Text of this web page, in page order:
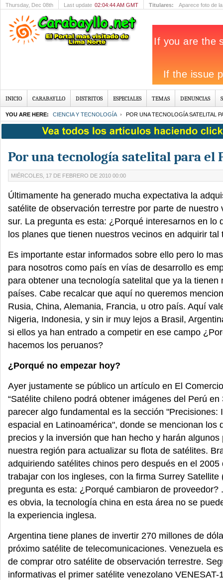
Thursday, Dec 08th Last update 02:04:44 AM GMT Titulares: Aparece foto
INICIO CARABAYLLO DISTRITOS ESPECIALES TEMAS DENUNCIAS
YOU ARE HERE: CIENCIA Y TECNOLOGÍA POR UNA TECNOLOGÍA SATELITAL
Por una tecnología satelital para el
MIÉRCOLES, 17 DE FEBRERO DE 2010 00:00
Últimamente ha generado mucha expectativa la
satélite de observación terrestre por parte de nuestro
sur. La pregunta es esta: ¿Porqué interesarnos en lo
los planes que tienen nuestros vecinos en adquirir tal
Es importante estar informados sobre ello pero lo
para nosotros como país en vías de desarrollo es
para obtener una tecnología satelital que ya la tienen
países. Cabe recalcar que aquí no queremos
Rusia, China, Alemania, Francia, u otro país. Aquí
Nigeria, Indonesia, y sin ir muy lejos a Brasil,
si ellos ya han entrado a competir en ese campo
hacemos los peruanos?
¿Porqué no empezar hoy?
Ayer justamente se público un artículo en El
“Satélite chileno podrá obtener imágenes del Perú en
parecer algo fundamental es la sección "Precisiones:
espacial en Latinoamérica", donde se mencionan los
precios y la inversión que han hecho y harán algunos
nuestra región para actualizar su flota de satélites.
adquiriendo satélites chinos pero después en el 2005
trabajar con los ingleses, con la firma Surrey Satellite
pregunta es esta: ¿Porqué cambiaron de proveedor?
es obvia, la tecnología china en esta área no se
la experiencia inglesa.
Argentina tiene planes de invertir 270 millones de
próximo satélite de telecomunicaciones. Venezuela
de comprar otro satélite de observación terrestre.
informativas el primer satélite venezolano VENESAT-